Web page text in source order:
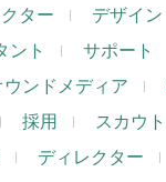
ター デザイン
ント サポート
ウンドメディア
採用 スカウト
ディレクター